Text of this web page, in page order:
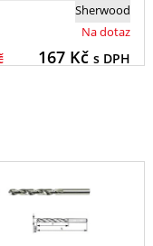
Sherwood
Na dotaz
167Kč s DPH